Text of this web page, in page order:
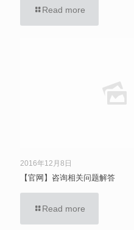
Read more
2016年12月8日
【官网】咨询相关问题解答
Read more